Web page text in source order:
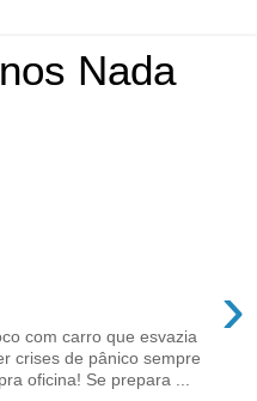
Nada
›
com carro que esvazia
crises de pânico sempre
oficina! Se prepara ...